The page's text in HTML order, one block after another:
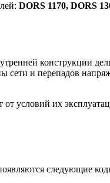
DORS 1170, DORS
конструкции
сети и перепадов
от условий их
следующие